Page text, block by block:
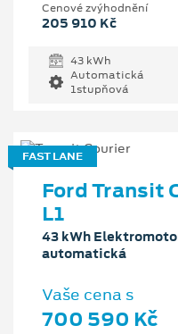
Cenové zvýhodnění
205 910 Kč
43 kWh
Automatická
1stupňová
FAST LANE
Ford Transit
L1
43 kWh
automatická
Vaše cena s
700 590 Kč